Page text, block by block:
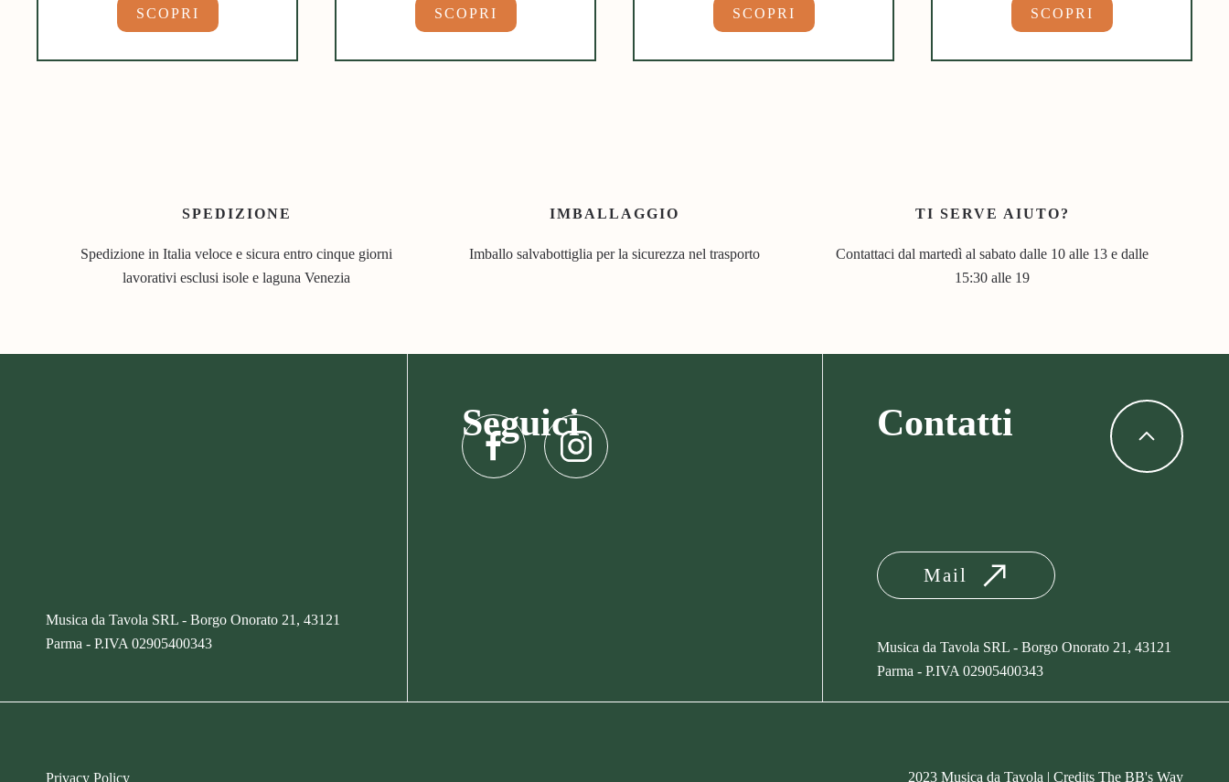
SCOPRI SCOPRI SCOPRI SCOPRI
SPEDIZIONE
Spedizione in Italia veloce e sicura entro cinque giorni
lavorativi esclusi isole e laguna Venezia
IMBALLAGGIO
Imballo salvabottiglia per la sicurezza nel trasporto
TI SERVE AIUTO?
Contattaci dal martedì al sabato dalle 10 alle 13 e dalle
15:30 alle 19
Musica da Tavola SRL - Borgo Onorato 21, 43121
Parma - P.IVA 02905400343
Seguici Contatti
Mail
Musica da Tavola SRL - Borgo Onorato 21, 43121
Parma -P.IVA02905400343
Privacy Policy 2023 Musica da Tavola | Credits The BB's Way